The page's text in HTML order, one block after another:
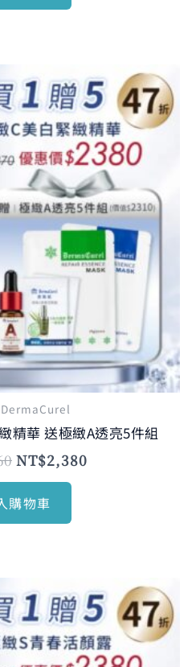
精華 送極緻A透亮5件組
始
價
格：
NT$2,560。
NT$2,380
前
價
格：
NT$2,380。
購物車
始
價
格：
NT$2,560。
目
前
價
格：
NT$2,380。